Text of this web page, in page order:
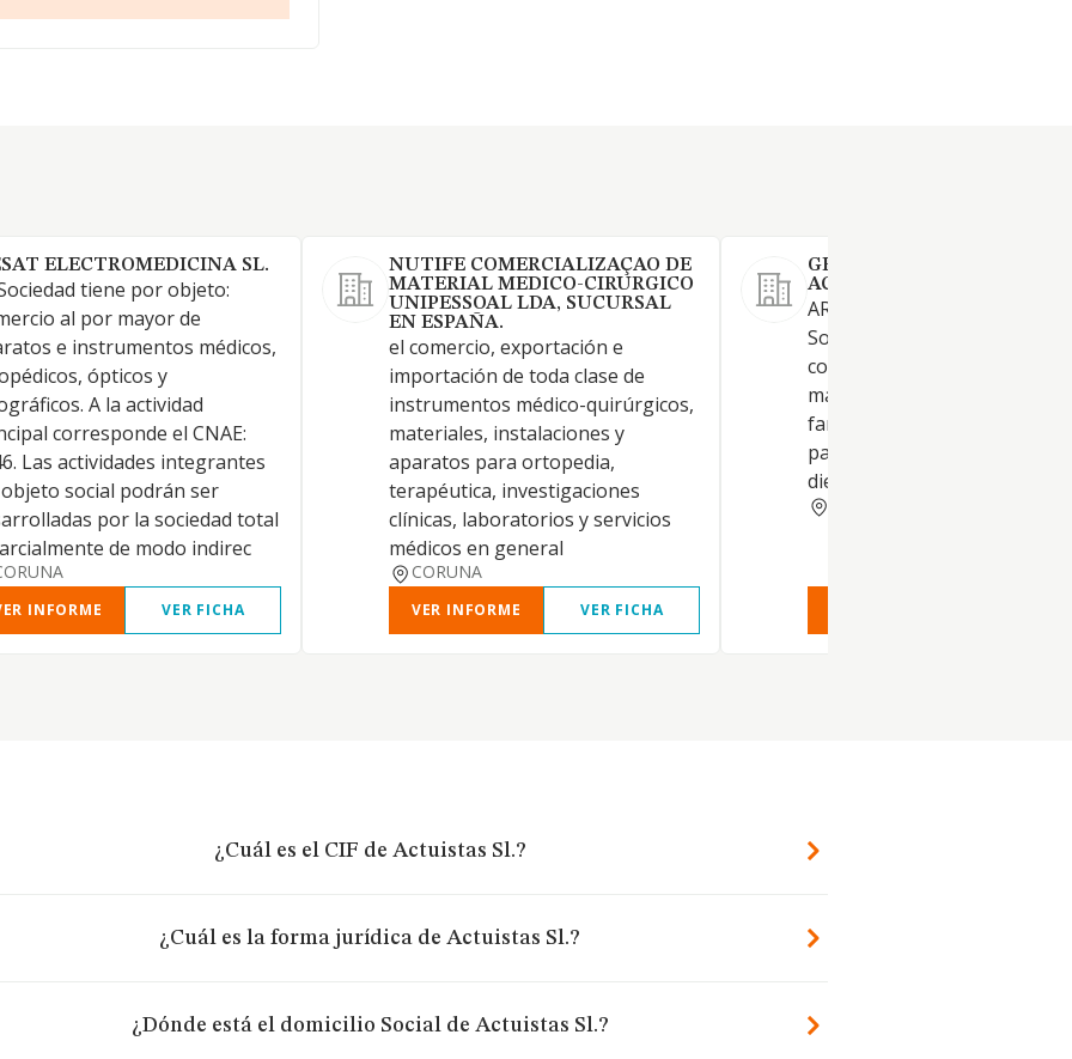
ELECTROMEDICINA SL.
tiene por objeto:
al por mayor de
e instrumentos médicos,
ópticos y
A la actividad
corresponde el CNAE:
Las actividades integrantes
social podrán ser
por la sociedad total
de modo indirec
INFORME VER FICHA
NUTIFE COMERCIALIZAÇAO DE
MATERIAL MEDICO-CIRURGICO
UNIPESSOAL LDA, SUCURSAL
EN ESPAÑA.
el comercio, exportación e
importación de toda clase de
instrumentos médico-quirúrgicos,
materiales, instalaciones y
aparatos para ortopedia,
terapéutica, investigaciones
clínicas, laboratorios y servicios
médicos en general
CORUNA
VER INFORME VER FICHA
GESTION FARMACEUTICA
ACTIVA SL.
ARTICULO 2. OBJETO
Sociedad tiene por objeto la
compra, almacenamiento,
mayor y distribución de
farmacéuticos, de ortopedia,
parafarmacia, herboristería y
dietética
¿Cuál es el CIF de Actuistas Sl.?
¿Cuál es la forma jurídica de Actuistas Sl.?
¿Dónde está el domicilio Social de Actuistas Sl.?